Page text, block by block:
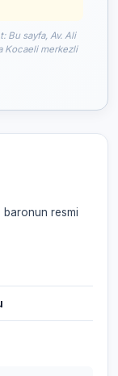
Bu sayfa, Av. Ali
Kocaeli merkezli
baronun resmi